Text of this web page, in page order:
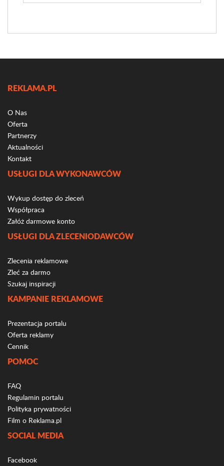
REKLAMA.PL
O Nas
Oferta
Partnerzy
Aktualności
Kontakt
USŁUGI DLA WYKONAWCÓW
Wykup dostęp do zleceń
Współpraca
Załóż darmowe konto
USŁUGI DLA ZLECENIODAWCÓW
Zlecenia reklamowe
Zleć za darmo
Szukaj inspiracji
KAMPANIE REKLAMOWE
Prezentacja portalu
Oferta reklamy
Cennik
POMOC
FAQ
Regulamin portalu
Polityka prywatności
Film o Reklama.pl
SOCIAL MEDIA
Facebook